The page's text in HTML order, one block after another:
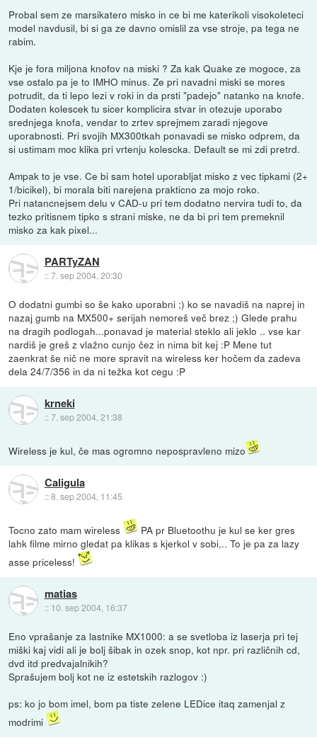
Probal sem ze marsikatero misko in ce bi me katerikoli visokoleteci
model navdusil, bi si ga ze davno omislil za vse stroje, pa tega ne
rabim.
Kje je fora miljona knofov na miski ? Za kak Quake ze mogoce, za
vse ostalo pa je to IMHO minus. Ze pri navadni miski se mores
potrudit, da ti lepo lezi v roki in da prsti "padejo" natanko na knofe.
Dodaten kolescek tu sicer komplicira stvar in otezuje uporabo
srednjega knofa, vendar to zrtev sprejmem zaradi njegove
uporabnosti. Pri svojih MX300tkah ponavadi se misko odprem, da
si ustimam moc klika pri vrtenju kolescka. Default se mi zdi pretrd.
Ampak to je vse. Ce bi sam hotel uporabljat misko z vec tipkami (2+
1/bicikel), bi morala biti narejena prakticno za mojo roko.
Pri natancnejsem delu v CAD-u pri tem dodatno nervira tudi to, da
tezko pritisnem tipko s strani miske, ne da bi pri tem premeknil
misko za kak pixel...
PARTyZAN
::7. sep 2004, 20:30
O dodatni gumbi so še kako uporabni ;) ko se navadiš na naprej in
nazaj gumb na MX500+ serijah nemoreš več brez ;) Glede prahu
na dragih podlogah...ponavad je material steklo ali jeklo .. vse kar
nardiš je greš z vlažno cunjo čez in nima bit kej :P Mene tut
zaenkrat še nič ne more spravit na wireless ker hočem da zadeva
dela 24/7/356 in da ni težka kot cegu :P
krneki
::7. sep 2004, 21:38
Wireless je kul, če mas ogromno nepospravleno mizo
Caligula
::8. sep 2004, 11:45
Tocno zato mam wireless
PA pr Bluetoothu je kul se ker gres
lahk filme mirno gledat pa klikas s kjerkol v sobi,.. To je pa za lazy
asse priceless!
matias
:: 10. sep 2004, 16:37
Eno vprašanje za lastnike MX1000: a se svetloba iz laserja pri tej
miški kaj vidi ali je bolj šibak in ozek snop, kot npr. pri različnih cd,
dvd itd predvajalnikih?
Sprašujem bolj kot ne iz estetskih razlogov :)
ps: ko jo bom imel, bom pa tiste zelene LEDice itaq zamenjal z
modrimi